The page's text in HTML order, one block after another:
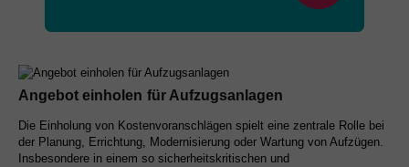
Angebot einholen für Aufzugsanlagen
Die Einholung von Kostenvoranschlägen spielt eine zentrale Rolle bei
der Planung, Errichtung, Modernisierung oder Wartung von Aufzügen.
Insbesondere in einem so sicherheitskritischen und